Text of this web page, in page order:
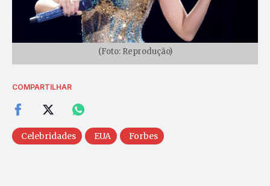
(Foto: Reprodução)
COMPARTILHAR
Celebridades EUA Forbes